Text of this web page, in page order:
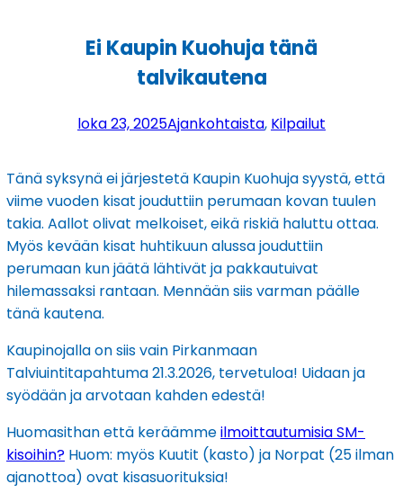
Ei Kaupin Kuohuja tänä
talvikautena
loka 23, 2025Ajankohtaista, Kilpailut
Tänä syksynä ei järjestetä Kaupin Kuohuja syystä, että
viime vuoden kisat jouduttiin perumaan kovan tuulen
takia. Aallot olivat melkoiset, eikä riskiä haluttu ottaa.
Myös kevään kisat huhtikuun alussa jouduttiin
perumaan kun jäätä lähtivät ja pakkautuivat
hilemassaksi rantaan. Mennään siis varman päälle
tänä kautena.
Kaupinojalla on siis vain Pirkanmaan
Talviuintitapahtuma 21.3.2026, tervetuloa! Uidaan ja
syödään ja arvotaan kahden edestä!
Huomasithan että keräämmeilmoittautumisia SM-
kisoihin? Huom: myös Kuutit (kasto) ja Norpat (25 ilman
ajanottoa) ovat kisasuorituksia!